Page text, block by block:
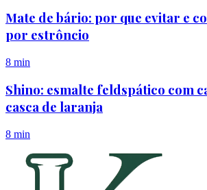
Mate de bário: por que evitar e
por estrôncio
8 min
Shino: esmalte feldspático com
casca de laranja
8 min